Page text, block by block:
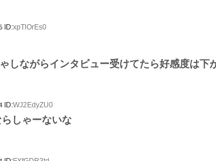
ID:xpTlOrEs0
しながらインタビュー受けてたら好感度は下
ID:WJ2EdyZU0
しゃーないな